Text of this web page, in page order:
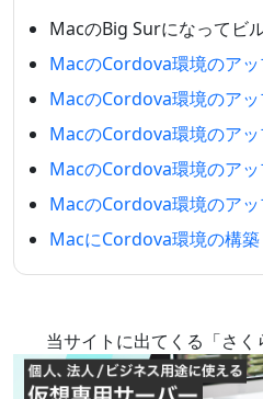
MacのBig Surになってビ
MacのCordova環境のア
MacのCordova環境のア
MacのCordova環境のアッ
MacのCordova環境のアッ
MacのCordova環境のア
MacにCordova環境の構築
当サイトに出てくる「さ